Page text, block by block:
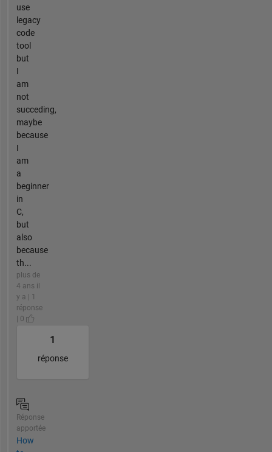
use
legacy
code
tool
but
I
am
not
succeding,
maybe
because
I
am
a
beginner
in
C,
but
also
because
th...
plus de
4 ans il
y a | 1
réponse
| 0
1
réponse
Réponse
apportée
How